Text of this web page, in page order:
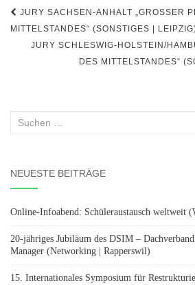
Beitragsnavigation
JURY SACHSEN-ANHALT „GROSSER
ITTELSTANDES“ (SONSTIGES | LEIPZIG)
JURY SCHLESWIG-HOLSTEIN/
ES MITTELSTANDES“
Suchen
NEUESTE BEITRÄGE
Online-Infoabend: Schüleraustausch weltweit
20-jähriges Jubiläum des DSIM –
Manager (Networking | Rapperswil)
15. Internationales Symposium für